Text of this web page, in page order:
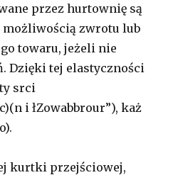
przez hurtownię są
możliwością zwrotu lub
towaru, jeżeli nie
Dzięki tej elastyczności
srci
i łZowabbrour”), każ
kurtki przejściowej,